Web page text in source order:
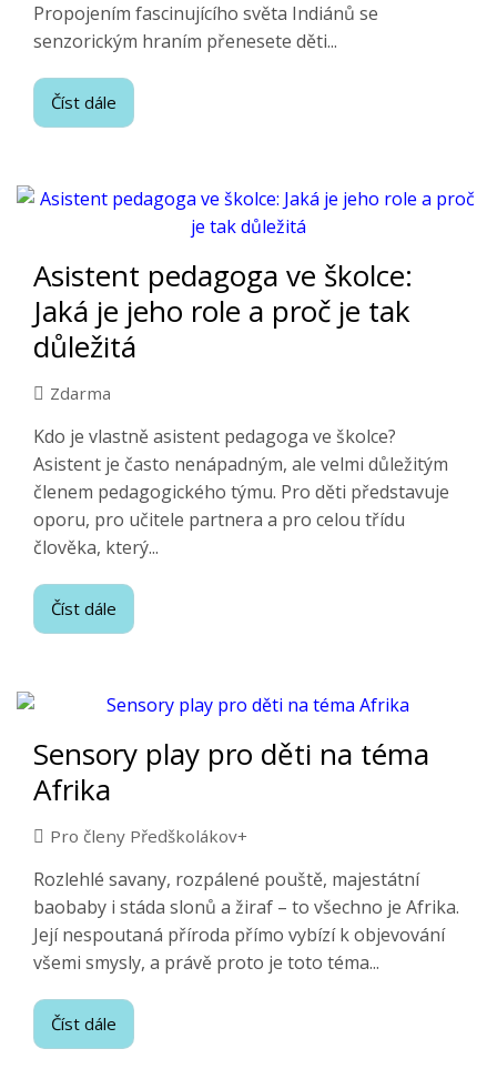
Propojením fascinujícího světa Indiánů se
senzorickým hraním přenesete děti...
Číst dále
Asistent pedagoga ve školce:
Jaká je jeho role a proč je tak
důležitá
Zdarma
Kdo je vlastně asistent pedagoga ve školce?
Asistent je často nenápadným, ale velmi důležitým
členem pedagogického týmu. Pro děti představuje
oporu, pro učitele partnera a pro celou třídu
člověka, který...
Číst dále
Sensory play pro děti na téma
Afrika
Pro členy Předškolákov+
Rozlehlé savany, rozpálené pouště, majestátní
baobaby i stáda slonů a žiraf – to všechno je Afrika.
Její nespoutaná příroda přímo vybízí k objevování
všemi smysly, a právě proto je toto téma...
Číst dále